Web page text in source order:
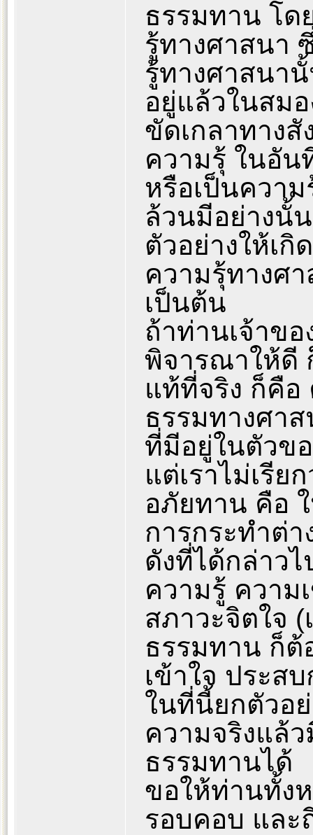
ธรรมทาน โด
รู้ทางศาสนา
รู้ทางศาสนา
อยู่แล้วในสม
ขัดเกลาทาง
ความรุ้ ในอัน
หรือเป็นควา
ล้วนมีอย่างนั้
ตัวอย่างให้เ
ความรุ้ทางศ
เป็นต้น
ถ้าท่านเจ้าข
พิจารณาให้ดี
แท้ที่จริง ก็คือ
ธรรมทางศา
ที่มีอยู่ในตัวข
แต่เราไม่เรีย
อภัยทาน คือ
การกระทำต่า
ดังที่ได้กล่าว
ความรู้ ความ
สภาวะจิตใจ
ธรรมทาน ก็ต้
เข้าใจ ประส
ในที่นี้ยกตัวอย่
ความจริงแล้
ธรรมทานได้
ขอให้ท่านทั้ง
รอบคอบ และ